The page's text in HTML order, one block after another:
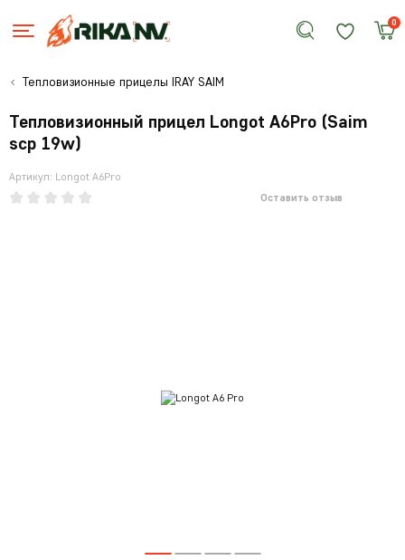
0
Тепловизионные прицелы IRAY SAIM
Тепловизионный прицел Longot A6Pro (Saim
scp 19w)
Артикул: Longot A6Pro
Оставить отзыв